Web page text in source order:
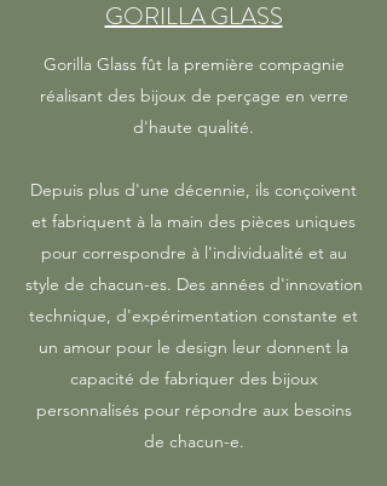
GORILLA GLASS
Gorilla Glass fût la première compagnie
réalisant des bijoux de perçage en verre
d'haute qualité.
Depuis plus d'une décennie, ils conçoivent
et fabriquent à la main des pièces uniques
pour correspondre à l'individualité et au
style de chacun-es. Des années d'innovation
technique, d'expérimentation constante et
un amour pour le design leur donnent la
capacité de fabriquer des bijoux
personnalisés pour répondre aux besoins
de chacun-e.